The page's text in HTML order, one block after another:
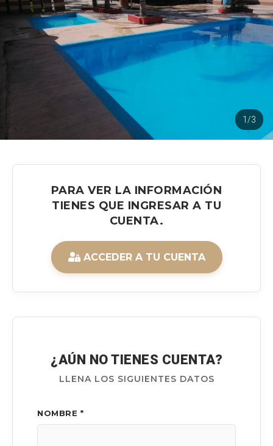
1/3
PARA VER LA INFORMACIÓN
TIENES QUE INGRESAR A TU
CUENTA.
ACCEDER A TU CUENTA
¿AÚN NO TIENES CUENTA?
LLENA LOS SIGUIENTES DATOS
NOMBRE *